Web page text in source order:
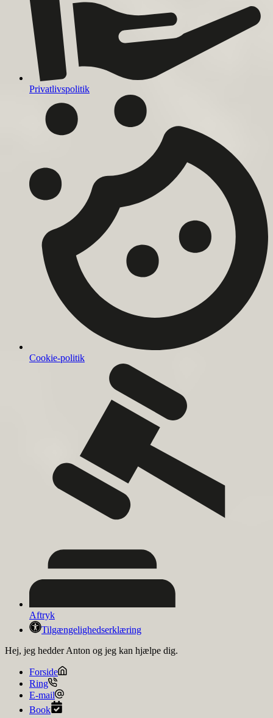
Privatlivspolitik
Cookie-politik
Aftryk
Tilgængelighedserklæring
Hej, jeg hedder Anton og jeg kan hjælpe dig.
Forside
Ring
E-mail
Book